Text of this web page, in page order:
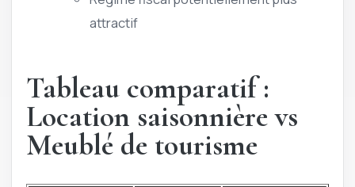
attractif
Tableau comparatif :
Location saisonnière vs
Meublé de tourisme